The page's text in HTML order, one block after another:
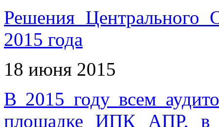
Решения
2015 года
18 июня 2015
В 2015 году всем
площадке ИПК АПР, в